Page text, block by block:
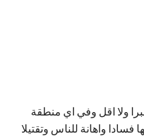
ولا اقل وفي اي منطقة
فسادا واهانة للناس وتقتيلا